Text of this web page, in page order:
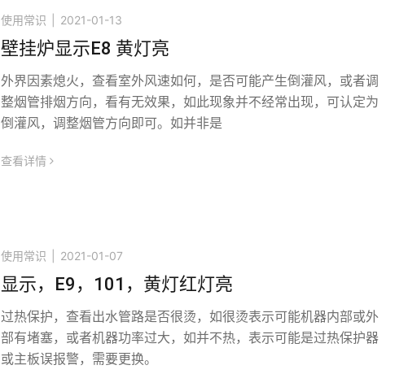
使用常识 2021-01-13
壁挂炉显示E8 黄灯亮
外界因素熄火，查看室外风速如何，是否可能产生倒灌风，或者调
整烟管排烟方向，看有无效果，如此现象并不经常出现，可认定为
倒灌风，调整烟管方向即可。如并非是
查看详情 icon
使用常识 2021-01-07
显示，E9，101，黄灯红灯亮
过热保护，查看出水管路是否很烫，如很烫表示可能机器内部或外
部有堵塞，或者机器功率过大，如并不热，表示可能是过热保护器
或主板误报警，需要更换。